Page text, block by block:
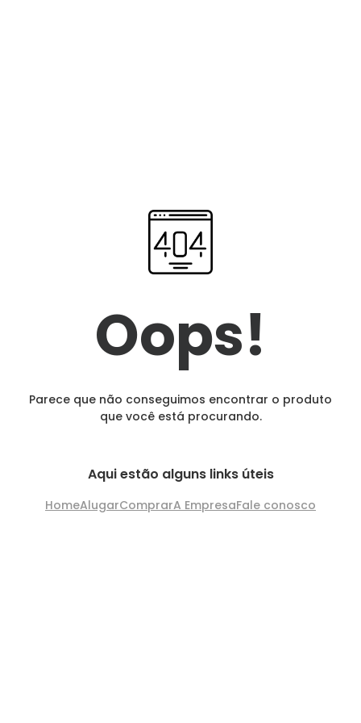
Oops!
Parece que não conseguimos encontrar o produto
que você está procurando.
Aqui estão alguns links úteis
HomeAlugarComprarA EmpresaFale conosco